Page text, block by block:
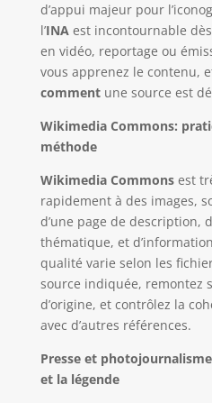
d’appui majeur pour
l’INAest incontournable dès
en vidéo, reportage ou
vous apprenez le contenu,
commentune source est
Wikimedia Commons:
méthode
Wikimedia Commonsest
rapidement à des images,
d’une page de description,
thématique, et
qualité varie selon les
source indiquée, remontez
d’origine, et contrôlez la
avec d’autres références.
Presse et
et la légende